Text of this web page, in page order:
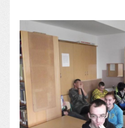
Diákigazolvány
Középfokú beiskolázás a
Középfokú eredmények
Alapítvány
Pedagógiai szakmai
Gyermek- és ifjúságvédelem
Projektjeink
Digitális témahét 2016